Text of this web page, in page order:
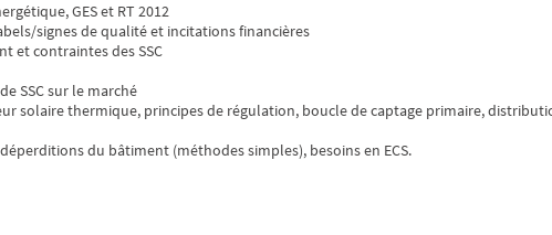
GES et RT 2012
signes de qualité et incitations financières
et contraintes des SSC
SSC sur le marché
solaire thermique, principes de régulation, boucle de captage primaire,
du bâtiment (méthodes simples), besoins en ECS.